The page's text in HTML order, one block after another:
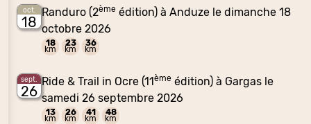
oct.
18
Randuro (2ème édition) à Anduze le dimanche 18
octobre 2026
18
km
23
km
36
km
sept.
26
Ride & Trail in Ocre (11ème édition) à Gargas le
samedi 26 septembre 2026
13
km
26
km
41
km
48
km